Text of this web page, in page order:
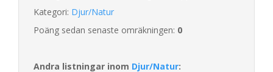
Kategori: Djur/Natur
Poäng sedan senaste omräkningen: 0
Andra listningar inom Djur/Natur: